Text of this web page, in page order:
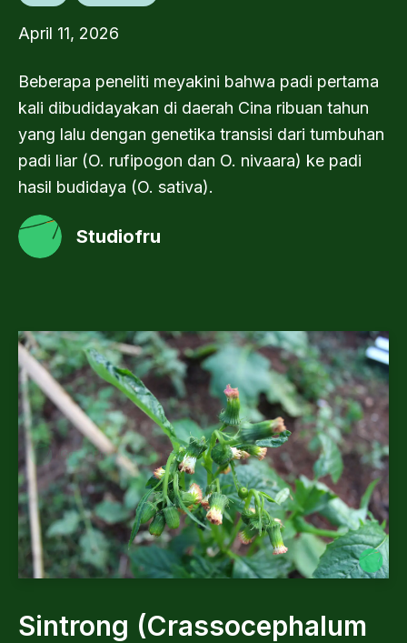
April 11, 2026
Beberapa peneliti meyakini bahwa padi pertama
kali dibudidayakan di daerah Cina ribuan tahun
yang lalu dengan genetika transisi dari tumbuhan
padi liar (O. rufipogon dan O. nivaara) ke padi
hasil budidaya (O. sativa).
Studiofru
Sintrong (Crassocephalum